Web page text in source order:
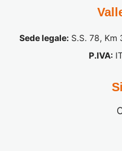
Sede legale:S.S. 78, Km
P.IVA: